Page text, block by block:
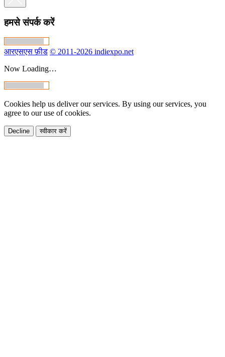
हमसे संपर्क करें
आरएसएस फ़ीड © 2011-2026 indiexpo.net
Now Loading…
Cookies help us deliver our services. By using our services, you
agree to our use of cookies.
Decline स्वीकार करें